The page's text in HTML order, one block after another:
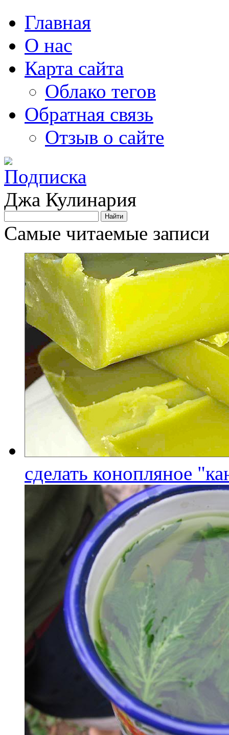
Главная
О нас
Карта сайта
Облако тегов
Обратная связь
Отзыв о сайте
Джа Кулинария
Самые читаемые записи
сделать конопляное